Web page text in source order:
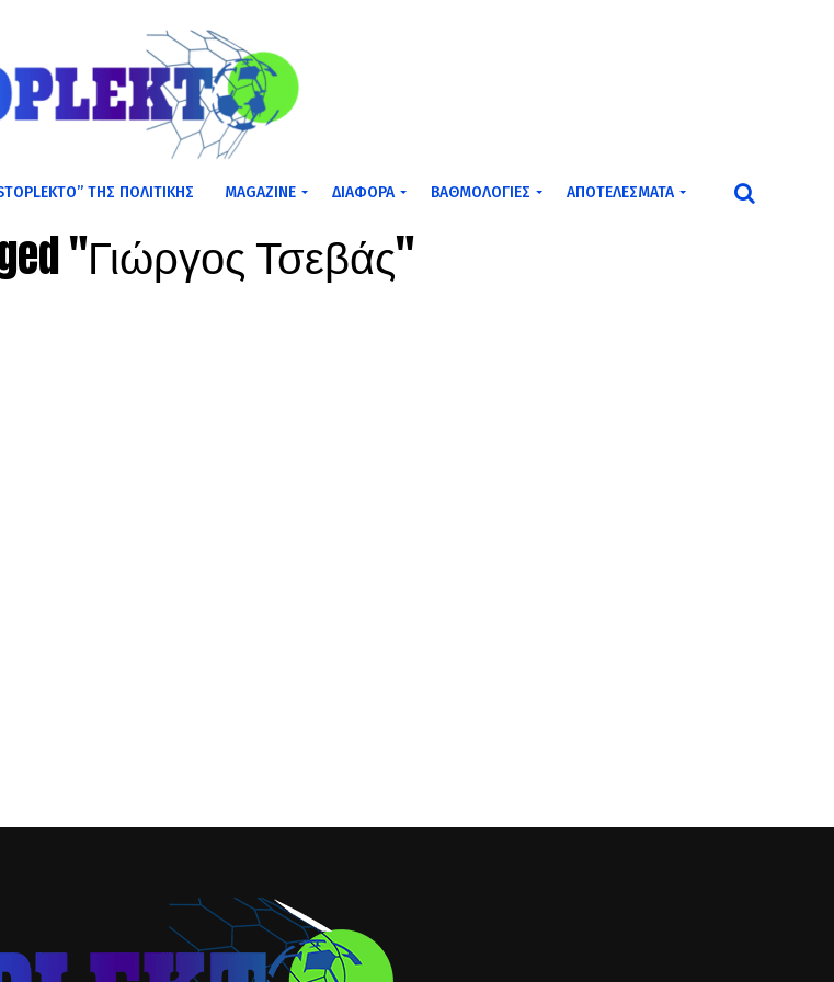
ΤΗΣ ΠΟΛΙΤΙΚΗΣ MAGAZINE ΔΙΆΦΟΡΑ ΒΑΘΜΟΛΟΓΊΕΣ ΑΠΟΤΕΛΈΣΜΑΤΑ
"Γιώργος Τσεβάς"